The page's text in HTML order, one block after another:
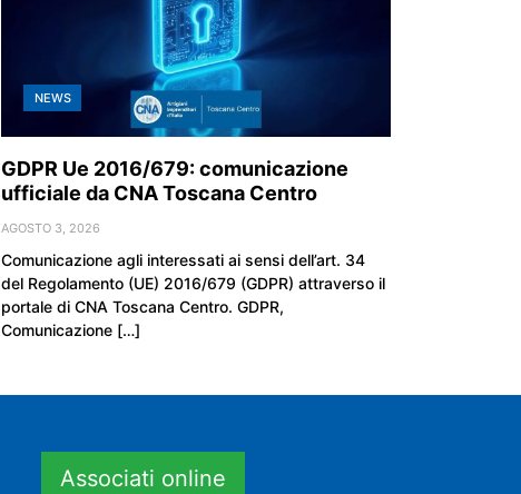
NEWS
GDPR Ue 2016/679: comunicazione
ufficiale da CNA Toscana Centro
AGOSTO 3, 2026
Comunicazione agli interessati ai sensi dell’art. 34
del Regolamento (UE) 2016/679 (GDPR) attraverso il
portale di CNA Toscana Centro. GDPR,
Comunicazione […]
Associati online